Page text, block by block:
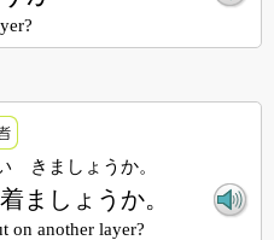
きましょうか。
ましょうか。
on another layer?